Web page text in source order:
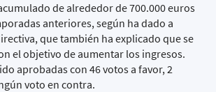
de alrededor de 700.000 euros
anteriores, según ha dado a
que también ha explicado que se
el objetivo de aumentar los ingresos.
aprobadas con 46 votos a favor, 2
voto en contra.